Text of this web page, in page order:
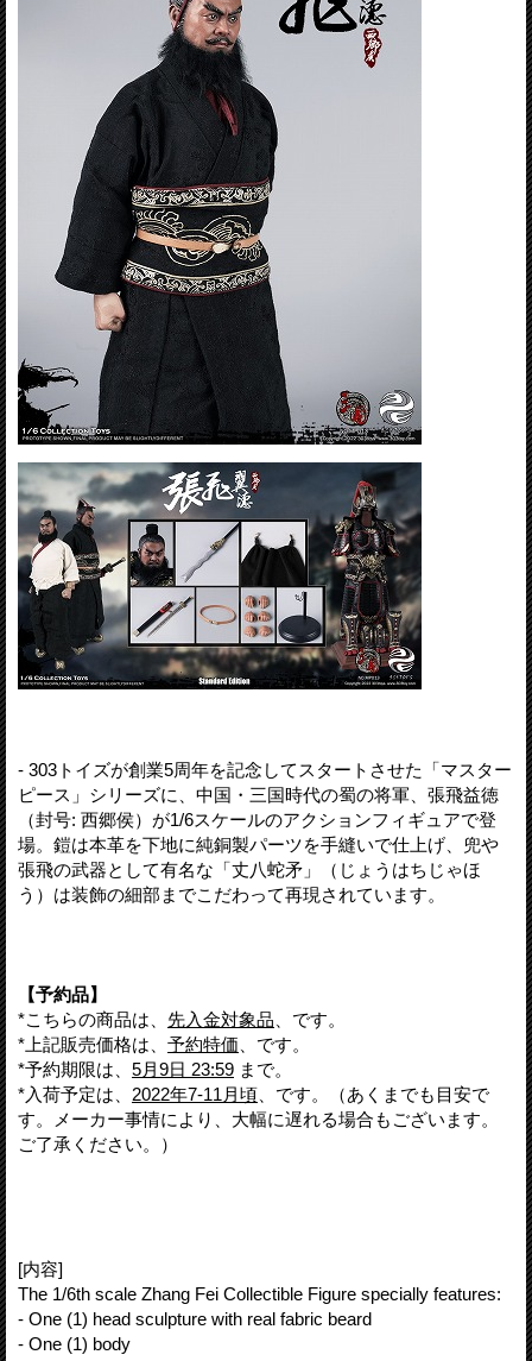
- 303トイズが創業5周年を記念してスタートさせた「マスター
ピース」シリーズに、中国・三国時代の蜀の将軍、張飛益徳
（封号: 西郷侯）が1/6スケールのアクションフィギュアで登
場。鎧は本革を下地に純銅製パーツを手縫いで仕上げ、兜や
張飛の武器として有名な「丈八蛇矛」（じょうはちじゃほ
う）は装飾の細部までこだわって再現されています。
【予約品】
*こちらの商品は、 先入金対象品 、です。
*上記販売価格は、 予約特価 、です。
*予約期限は、 5月9日 23:59 まで。
*入荷予定は、 2022年7-11月頃 、です。（あくまでも目安で
す。メーカー事情により、大幅に遅れる場合もございます。
ご了承ください。）
[内容]
The 1/6th scale Zhang Fei Collectible Figure specially features:
- One (1) head sculpture with real fabric beard
- One (1) body